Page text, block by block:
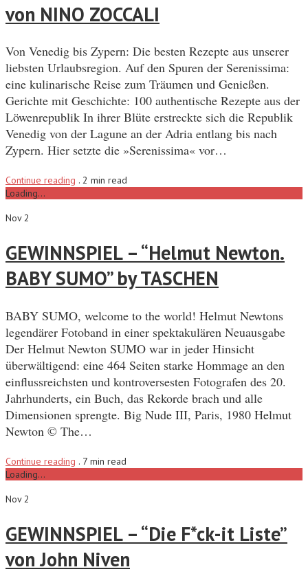
von NINO ZOCCALI
Von Venedig bis Zypern: Die besten Rezepte aus unserer
liebsten Urlaubsregion. Auf den Spuren der Serenissima:
eine kulinarische Reise zum Träumen und Genießen.
Gerichte mit Geschichte: 100 authentische Rezepte aus der
Löwenrepublik In ihrer Blüte erstreckte sich die Republik
Venedig von der Lagune an der Adria entlang bis nach
Zypern. Hier setzte die »Serenissima« vor…
Continue reading . 2 min read
Loading...
Nov 2
GEWINNSPIEL – “Helmut Newton.
BABY SUMO” by TASCHEN
BABY SUMO, welcome to the world! Helmut Newtons
legendärer Fotoband in einer spektakulären Neuausgabe
Der Helmut Newton SUMO war in jeder Hinsicht
überwältigend: eine 464 Seiten starke Hommage an den
einflussreichsten und kontroversesten Fotografen des 20.
Jahrhunderts, ein Buch, das Rekorde brach und alle
Dimensionen sprengte. Big Nude III, Paris, 1980 Helmut
Newton © The…
Continue reading . 7 min read
Loading...
Nov 2
GEWINNSPIEL – “Die F*ck-it Liste”
von John Niven